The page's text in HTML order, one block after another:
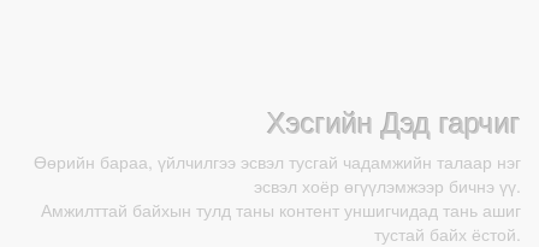
Хэсгийн Дэд гарчиг
Өөрийн бараа, үйлчилгээ эсвэл тусгай чадамжийн талаар нэг
эсвэл хоёр өгүүлэмжээр бичнэ үү.
Амжилттай байхын тулд таны контент уншигчидад тань ашиг
тустай байх ёстой.